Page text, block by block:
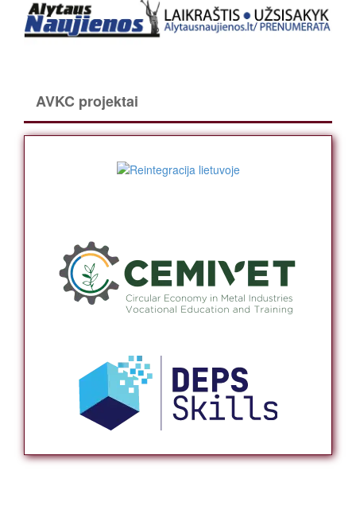
AVKC projektai